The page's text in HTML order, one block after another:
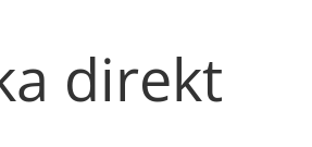
direkt